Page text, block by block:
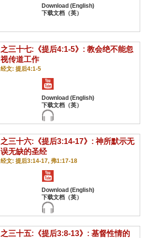
之三十七:《提后4:1-5》: 教会绝不能忽
视传道工作
经文: 提后4:1-5
之三十六:《提后3:14-17》: 神所默示无
误无缺的圣经
经文: 提后3:14-17, 弗1:17-18
之三十五:《提后3:8-13》: 基督性情的